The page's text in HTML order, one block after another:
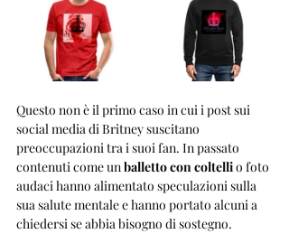
Questo non è il primo caso in cui i post sui
social media di Britney suscitano
preoccupazioni tra i suoi fan. In passato
contenuti come un balletto con coltelli o foto
audaci hanno alimentato speculazioni sulla
sua salute mentale e hanno portato alcuni a
chiedersi se abbia bisogno di sostegno.